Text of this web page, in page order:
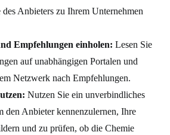
Anbieters zu Ihrem Unternehmen
Empfehlungen einholen: Lesen Sie
auf unabhängigen Portalen und
Netzwerk nach Empfehlungen.
Nutzen Sie ein unverbindliches
den Anbieter kennenzulernen, Ihre
und zu prüfen, ob die Chemie